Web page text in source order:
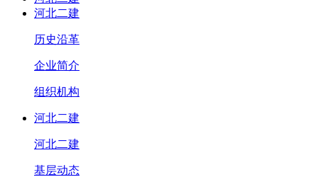
河北二建
历史沿革
企业简介
组织机构
河北二建
河北二建
基层动态